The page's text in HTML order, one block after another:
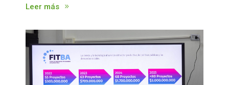
Leer más